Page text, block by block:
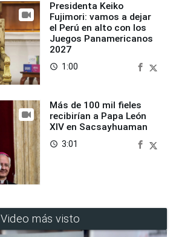
Presidenta Keiko
Fujimori: vamos a dejar
el Perú en alto con los
Juegos Panamericanos
2027
access_time 1:00
Más de 100 mil fieles
recibirían a Papa León
XIV en Sacsayhuaman
access_time 3:01
Video más visto